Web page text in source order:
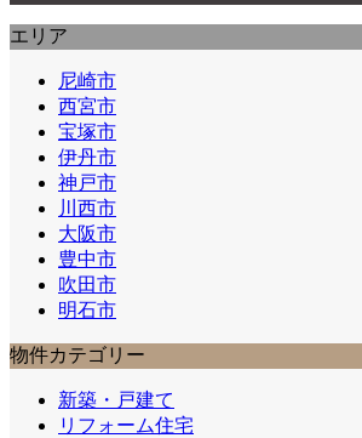
エリア
尼崎市
西宮市
宝塚市
伊丹市
神戸市
川西市
大阪市
豊中市
吹田市
明石市
物件カテゴリー
新築・戸建て
リフォーム住宅